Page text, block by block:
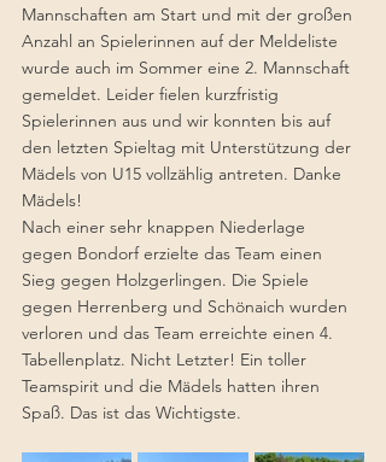
Mannschaften am Start und mit der großen
Anzahl an Spielerinnen auf der Meldeliste
wurde auch im Sommer eine 2. Mannschaft
gemeldet. Leider fielen kurzfristig
Spielerinnen aus und wir konnten bis auf
den letzten Spieltag mit Unterstützung der
Mädels von U15 vollzählig antreten. Danke
Mädels!
Nach einer sehr knappen Niederlage
gegen Bondorf erzielte das Team einen
Sieg gegen Holzgerlingen. Die Spiele
gegen Herrenberg und Schönaich wurden
verloren und das Team erreichte einen 4.
Tabellenplatz. Nicht Letzter! Ein toller
Teamspirit und die Mädels hatten ihren
Spaß. Das ist das Wichtigste.